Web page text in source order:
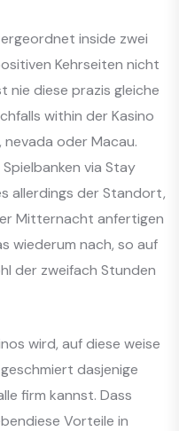
inside zwei
Kehrseiten nicht
nie diese prazis gleiche
within der Kasino
oder Macau.
via Stay
allerdings der Standort,
Mitternacht anfertigen
wiederum nach, so auf
der zweifach Stunden
wird, auf diese weise
dasjenige
firm kannst. Dass
Vorteile in